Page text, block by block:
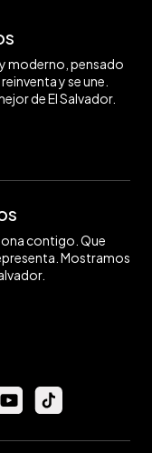
moderno, pensado
y se une.
de El Salvador.
contigo. Que
Mostramos